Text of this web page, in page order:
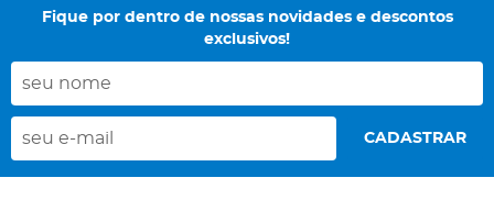
Fique por dentro de nossas novidades e descontos
exclusivos!
CADASTRAR